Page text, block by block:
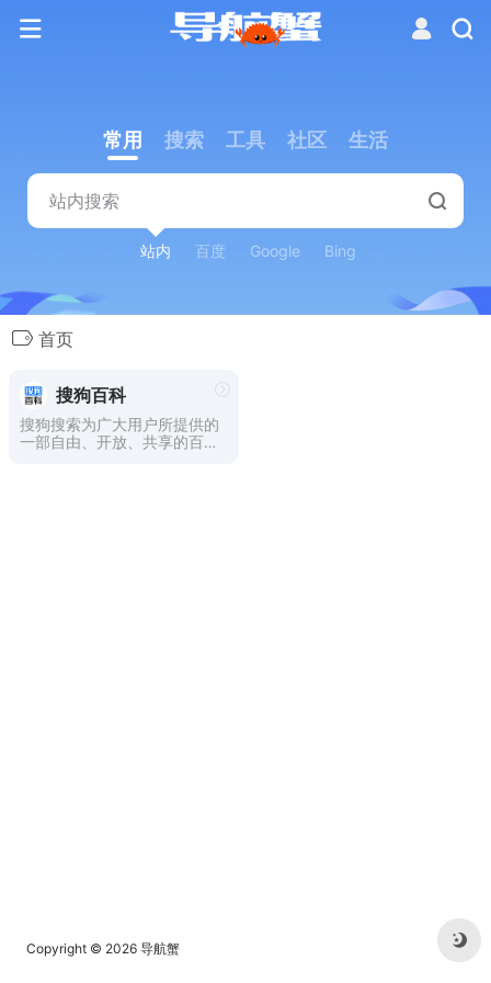
常用 搜索 工具 社区 生活
站内 百度 Google Bing
首页
搜狗百科
搜狗搜索为广大用户所提供的
一部自由、开放、共享的百科
Copyright © 2026 导航蟹